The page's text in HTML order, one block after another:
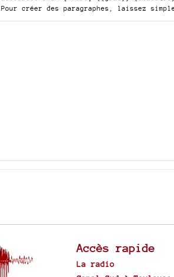
Pour créer des paragraphes, laissez
Accès rapide
La radio